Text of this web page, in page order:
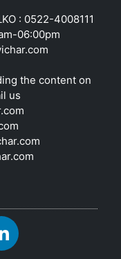
: 0522-4008111
06:00pm
the content on
us